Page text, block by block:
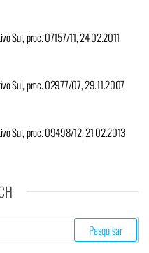
Sul, proc. 07157/11, 24.02.2011
Sul, proc. 02977/07, 29.11.2007
Sul, proc. 09498/12, 21.02.2013